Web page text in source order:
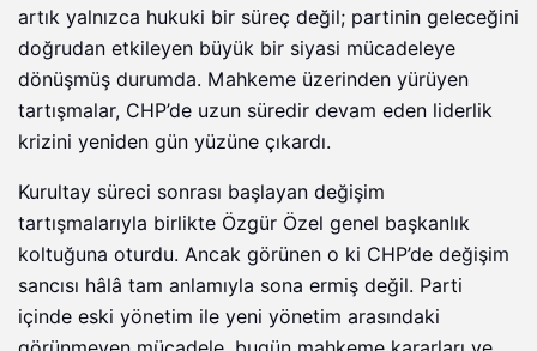
artık yalnızca hukuki bir süreç değil; partinin geleceğini
doğrudan etkileyen büyük bir siyasi mücadeleye
dönüşmüş durumda. Mahkeme üzerinden yürüyen
tartışmalar, CHP’de uzun süredir devam eden liderlik
krizini yeniden gün yüzüne çıkardı.
Kurultay süreci sonrası başlayan değişim
tartışmalarıyla birlikte Özgür Özel genel başkanlık
koltuğuna oturdu. Ancak görünen o ki CHP’de değişim
sancısı hâlâ tam anlamıyla sona ermiş değil. Parti
içinde eski yönetim ile yeni yönetim arasındaki